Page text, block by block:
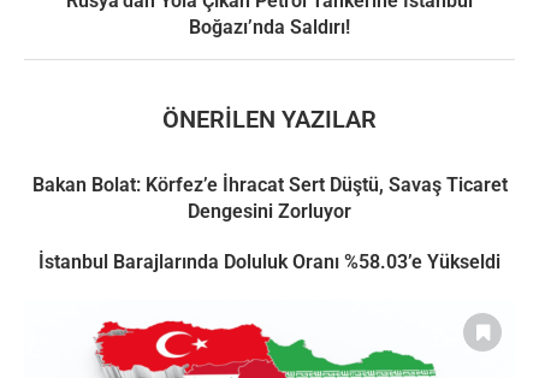
Boğazı’nda Saldırı!
ÖNERILEN YAZILAR
Bakan Bolat: Körfez’e İhracat Sert Düştü, Savaş Ticaret
Dengesini Zorluyor
İstanbul Barajlarında Doluluk Oranı %58.03’e Yükseldi